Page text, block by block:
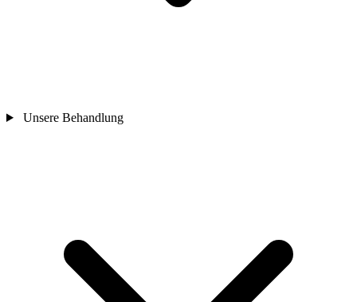
Unsere Behandlung